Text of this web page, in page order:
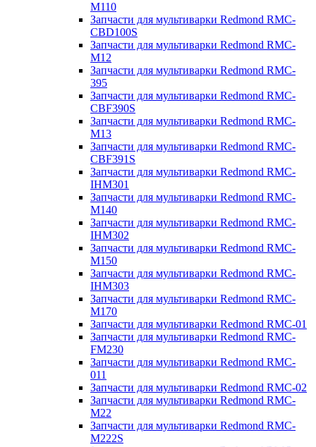
M110
Запчасти для мультиварки Redmond RMC-
CBD100S
Запчасти для мультиварки Redmond RMC-
M12
Запчасти для мультиварки Redmond RMC-
395
Запчасти для мультиварки Redmond RMC-
CBF390S
Запчасти для мультиварки Redmond RMC-
M13
Запчасти для мультиварки Redmond RMC-
CBF391S
Запчасти для мультиварки Redmond RMC-
IHM301
Запчасти для мультиварки Redmond RMC-
M140
Запчасти для мультиварки Redmond RMC-
IHM302
Запчасти для мультиварки Redmond RMC-
M150
Запчасти для мультиварки Redmond RMC-
IHM303
Запчасти для мультиварки Redmond RMC-
M170
Запчасти для мультиварки Redmond RMC-01
Запчасти для мультиварки Redmond RMC-
FM230
Запчасти для мультиварки Redmond RMC-
011
Запчасти для мультиварки Redmond RMC-02
Запчасти для мультиварки Redmond RMC-
M22
Запчасти для мультиварки Redmond RMC-
M222S